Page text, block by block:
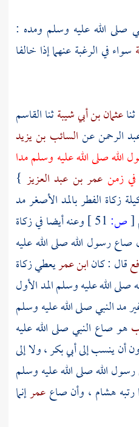
صلى الله عليه وسلم ومده :
سواء في الرغبة عنهما إذا خالفا
عثمان بن أبي شيبةثناالقاسم
الرحمنعنالسائب بن يزيد
صلى الله عليه وسلم مدا
في زمن عمر بن عبد العزيز }
زكاة الفطر بالمد الأصغر مد
[ص:
وعنه أيضا في زكاة
صاع رسول الله صلى الله عليه
قال : كانابن عمريعطي زكاة
الله عليه وسلم المد الأول
مد النبي صلى الله عليه وسلم
هو صاع النبي صلى الله عليه
أن ينسب إلىأبي بكر، ولا إلى
الله صلى الله عليه وسلم
رتبههشام ، وأن صاععمرإنما